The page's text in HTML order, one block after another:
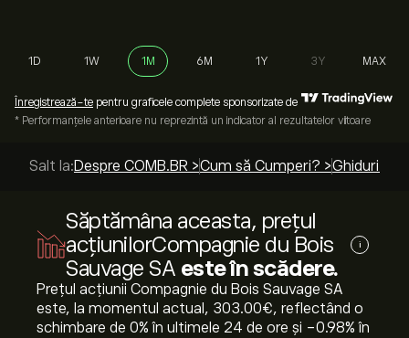
1D 1W 1M 6M 1Y 3Y MAX
Înregistrează-te pentru graficele complete sponsorizate de
* Performanțele anterioare nu reprezintă un indicator al rezultatelor viitoare
Salt la:Despre COMB.BR >Cum să Cumperi? >Ghiduri de
Săptămâna aceasta, prețul
acțiunilorCompagnie du Bois
Sauvage SA este în scădere.
i
Prețul acțiunii Compagnie du Bois Sauvage SA
este, la momentul actual, 303.00‎€‎, reflectând o
schimbare de ‎0‎% în ultimele 24 de ore și ‎-0.98‎% în